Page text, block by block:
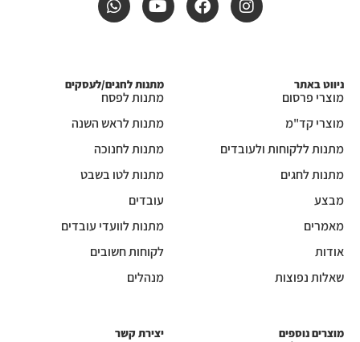
ניווט באתר
מוצרי פרסום
מוצרי קד"מ
מתנות ללקוחות ולעובדים
מתנות לחגים
מבצע
מאמרים
אודות
שאלות נפוצות
מתנות לחגים/לעסקים
מתנות לפסח
מתנות לראש השנה
מתנות לחנוכה
מתנות לטו בשבט
עובדים
מתנות לוועדי עובדים
לקוחות חשובים
מנהלים
מוצרים נוספים יצירת קשר